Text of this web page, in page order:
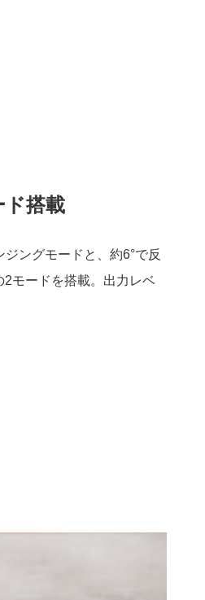
ド搭載
ングモードと、約6°で反
モードを搭載。出力レベ